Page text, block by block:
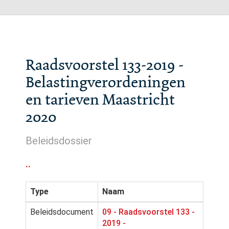
Raadsvoorstel 133-2019 -
Belastingverordeningen
en tarieven Maastricht
2020
Beleidsdossier
..
Type Naam
Beleidsdocument
09 - Raadsvoorstel 133 -
2019 -